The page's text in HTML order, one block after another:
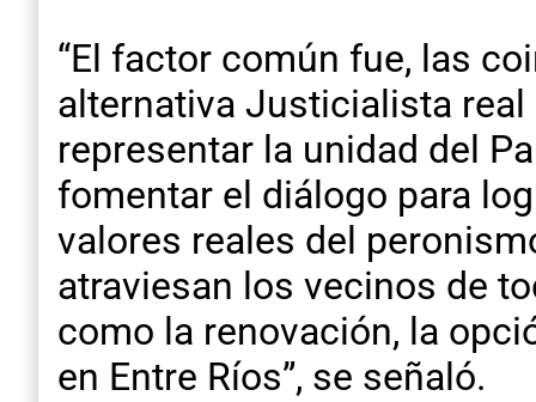
“El factor común fue, las
alternativa Justicialista real
representar la unidad del
fomentar el diálogo para
valores reales del
atraviesan los vecinos de
como la renovación, la
en Entre Ríos”, se señaló.